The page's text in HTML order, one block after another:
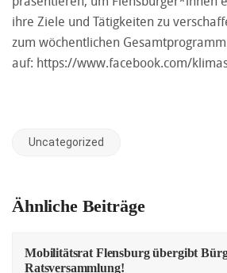
ihre Ziele und Tätigkeiten zu
zum wöchentlichen
auf: https://www.facebook.com/
Uncategorized
Ähnliche Beiträge
Mobilitätsrat Flensburg übergibt
Ratsversammlung!